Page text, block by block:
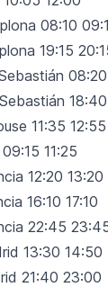
08:10
19:15
11:35 12:55
11:25
12:20 13:20
16:10 17:10
22:45
13:30 14:50
21:40 23:00